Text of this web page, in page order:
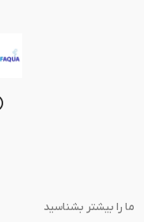
ما را بیشتر بشناسید